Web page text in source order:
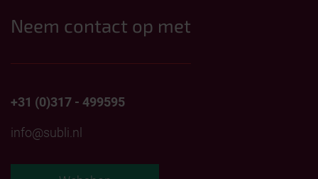
Neem contact op met
+31 (0)317 - 499595
info@subli.nl